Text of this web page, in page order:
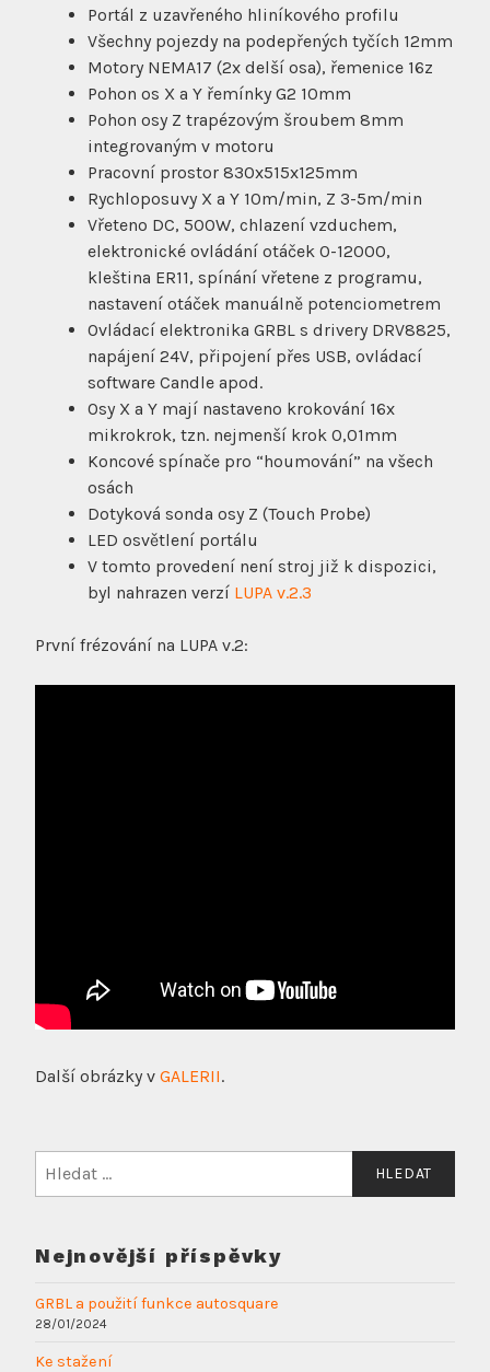
Portál z uzavřeného hliníkového profilu
Všechny pojezdy na podepřených tyčích 12mm
Motory NEMA17 (2x delší osa), řemenice 16z
Pohon os X a Y řemínky G2 10mm
Pohon osy Z trapézovým šroubem 8mm
integrovaným v motoru
Pracovní prostor 830x515x125mm
Rychloposuvy X a Y 10m/min, Z 3-5m/min
Vřeteno DC, 500W, chlazení vzduchem,
elektronické ovládání otáček 0-12000,
kleština ER11, spínání vřetene z programu,
nastavení otáček manuálně potenciometrem
Ovládací elektronika GRBL s drivery DRV8825,
napájení 24V, připojení přes USB, ovládací
software Candle apod.
Osy X a Y mají nastaveno krokování 16x
mikrokrok, tzn. nejmenší krok 0,01mm
Koncové spínače pro “houmování” na všech
osách
Dotyková sonda osy Z (Touch Probe)
LED osvětlení portálu
V tomto provedení není stroj již k dispozici,
byl nahrazen verzí LUPA v.2.3
První frézování na LUPA v.2:
Další obrázky v GALERII.
Nejnovější příspěvky
GRBL a použití funkce autosquare
28/01/2024
Ke stažení